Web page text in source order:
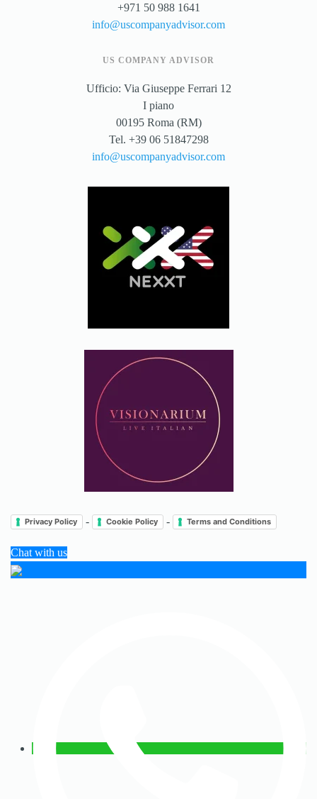
+971 50 988 1641
info@uscompanyadvisor.com
US COMPANY ADVISOR
Ufficio: Via Giuseppe Ferrari 12
I piano
00195 Roma (RM)
Tel. +39 06 51847298
info@uscompanyadvisor.com
Privacy Policy - Cookie Policy - Terms and Conditions
Chat with us